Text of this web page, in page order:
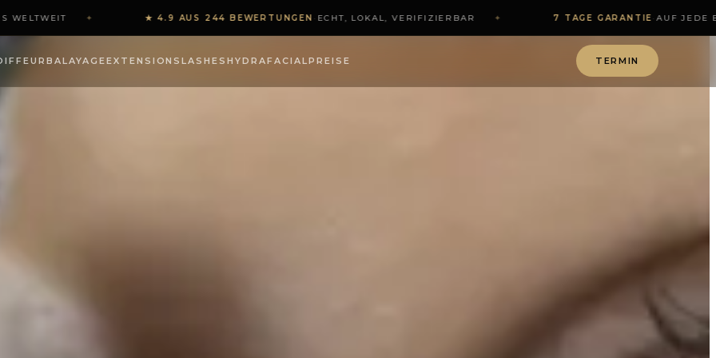
★ 4.9 AUS 244 BEWERTUNGEN·ECHT, LOKAL, VERIFIZIERBAR 7 TAGE GARANTIE·AUF JEDE
BALAYAGEEXTENSIONSLASHESHYDRAFACIALPREISE TERMIN
RETINOL & CO.…